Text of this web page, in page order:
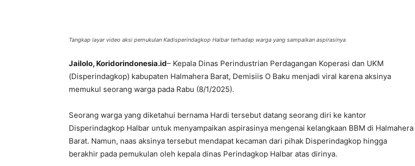
Tangkap layar video aksi pemukulan Kadisperindagkop Halbar terhadap warga yang sampaikan aspirasinya
Jailolo, Koridorindonesia.id– Kepala Dinas Perindustrian Perdagangan Koperasi dan UKM
(Disperindagkop) kabupaten Halmahera Barat, Demisiis O Baku menjadi viral karena aksinya
memukul seorang warga pada Rabu (8/1/2025).
Seorang warga yang diketahui bernama Hardi tersebut datang seorang diri ke kantor
Disperindagkop Halbar untuk menyampaikan aspirasinya mengenai kelangkaan BBM di Halmahera
Barat. Namun, naas aksinya tersebut mendapat kecaman dari pihak Disperindagkop hingga
berakhir pada pemukulan oleh kepala dinas Perindagkop Halbar atas dirinya.